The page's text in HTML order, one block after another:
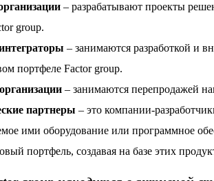
– разрабатывают проекты
group.
– занимаются разработкой и
портфеле Factor group.
– занимаются перепродажей
партнеры – это компании-
ими оборудование или программное
портфель, создавая на базе этих